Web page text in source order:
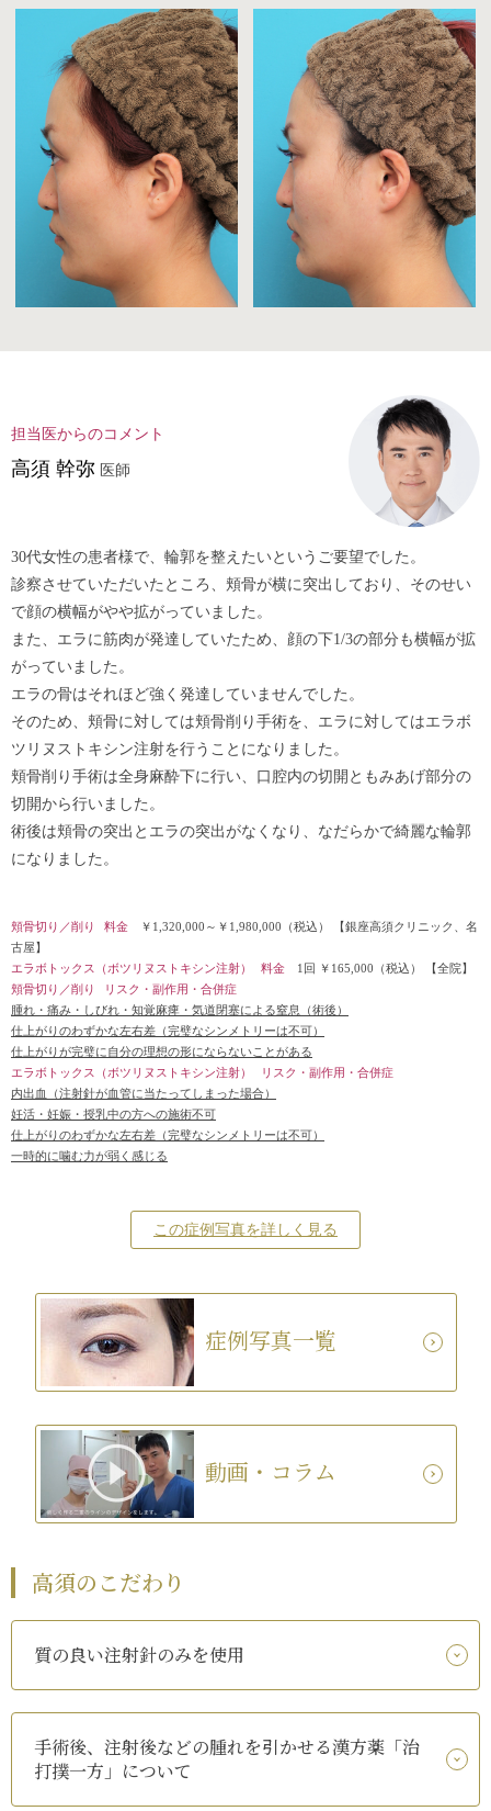
担当医からのコメント
⾼須 幹弥 医師
30代女性の患者様で、輪郭を整えたいというご要望でした。
診察させていただいたところ、頬骨が横に突出しており、そのせい
で顔の横幅がやや拡がっていました。
また、エラに筋肉が発達していたため、顔の下1/3の部分も横幅が拡
がっていました。
エラの骨はそれほど強く発達していませんでした。
そのため、頬骨に対しては頬骨削り手術を、エラに対してはエラボ
ツリヌストキシン注射を行うことになりました。
頬骨削り手術は全身麻酔下に行い、口腔内の切開ともみあげ部分の
切開から行いました。
術後は頬骨の突出とエラの突出がなくなり、なだらかで綺麗な輪郭
になりました。
頬骨切り／削り 料金 ￥1,320,000～￥1,980,000（税込）
【銀座高須クリニック、名
古屋】
エラボトックス（ボツリヌストキシン注射）
料金 1回 ￥165,000（税込）
【全院】
頬骨切り／削り
リスク・副作用・合併症
腫れ・痛み・しびれ・知覚麻痺・気道閉塞による窒息（術後）
仕上がりのわずかな左右差（完璧なシンメトリーは不可）
仕上がりが完璧に自分の理想の形にならないことがある
エラボトックス（ボツリヌストキシン注射）
リスク・副作用・合併症
内出血（注射針が血管に当たってしまった場合）
妊活・妊娠・授乳中の方への施術不可
仕上がりのわずかな左右差（完璧なシンメトリーは不可）
一時的に噛む力が弱く感じる
この症例写真を詳しく見る
症例写真一覧
動画・コラム
高須のこだわり
質の良い注射針のみを使用
手術後、注射後などの腫れを引かせる漢方薬「治
打撲一方」について